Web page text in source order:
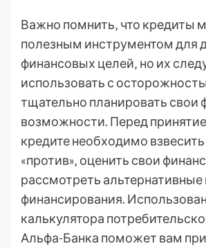
Важно помнить‚ что кредиты
полезным инструментом для
финансовых целей‚ но их
использовать с
тщательно планировать свои
возможности. Перед
кредите необходимо взвесить
«против»‚ оценить свои
рассмотреть альтернативные
финансирования.
калькулятора
Альфа-Банка поможет вам